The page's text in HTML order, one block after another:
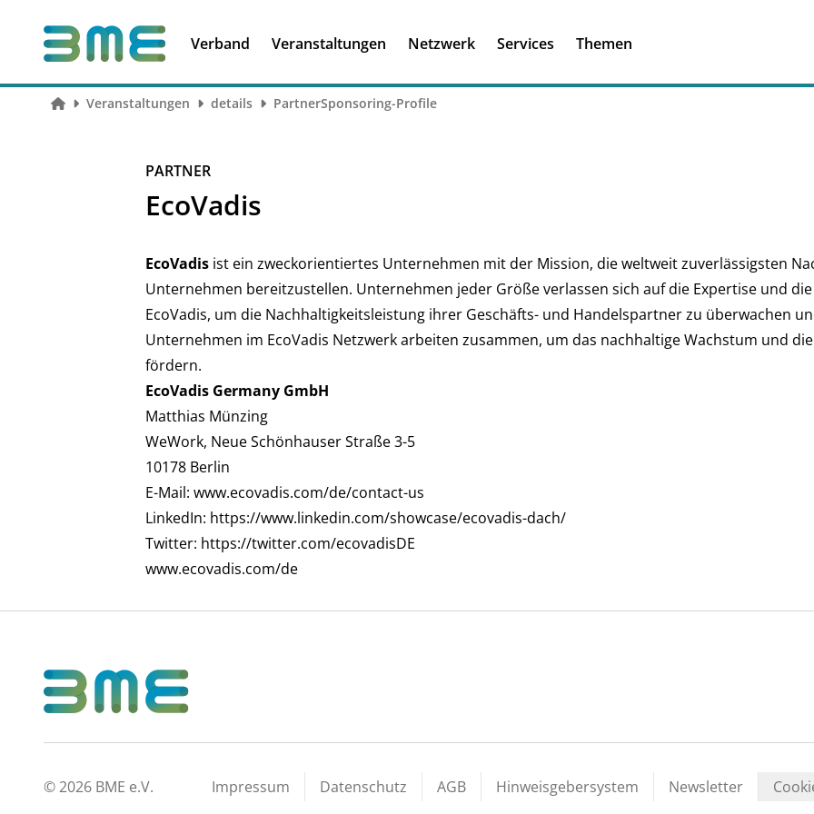
Verband Veranstaltungen
Führungskompetenzen
Netzwerk
Services Themen
Ich habe einen
Veranstaltungen details PartnerSponsoring-Profile
PARTNER
EcoVadis
EcoVadis ist ein zweckorientiertes Unternehmen mit der Mission, die weltweit zuverlässigsten
Unternehmen bereitzustellen. Unternehmen jeder Größe verlassen sich auf die Expertise und
EcoVadis, um die Nachhaltigkeitsleistung ihrer Geschäfts- und Handelspartner zu überwachen
Unternehmen im EcoVadis Netzwerk arbeiten zusammen, um das nachhaltige Wachstum und
fördern.
EcoVadis Germany GmbH
Matthias Münzing
WeWork, Neue Schönhauser Straße 3-5
10178 Berlin
E-Mail: www.ecovadis.com/de/contact-us
LinkedIn: https://www.linkedin.com/showcase/ecovadis-dach/
Twitter: https://twitter.com/ecovadisDE
www.ecovadis.com/de
Impressum Datenschutz AGB Hinweisgebersystem Newsletter
©2026 BME e.V.